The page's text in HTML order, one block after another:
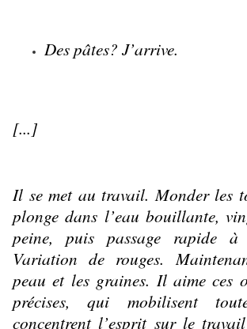
Des pâtes? J’arrive.
[...]
Il se met au travail. Monder les
plonge dans l’eau bouillante,
peine, puis passage rapide à
Variation de rouges.
peau et les graines. Il aime ces
précises, qui mobilisent
concentrent l’esprit sur le